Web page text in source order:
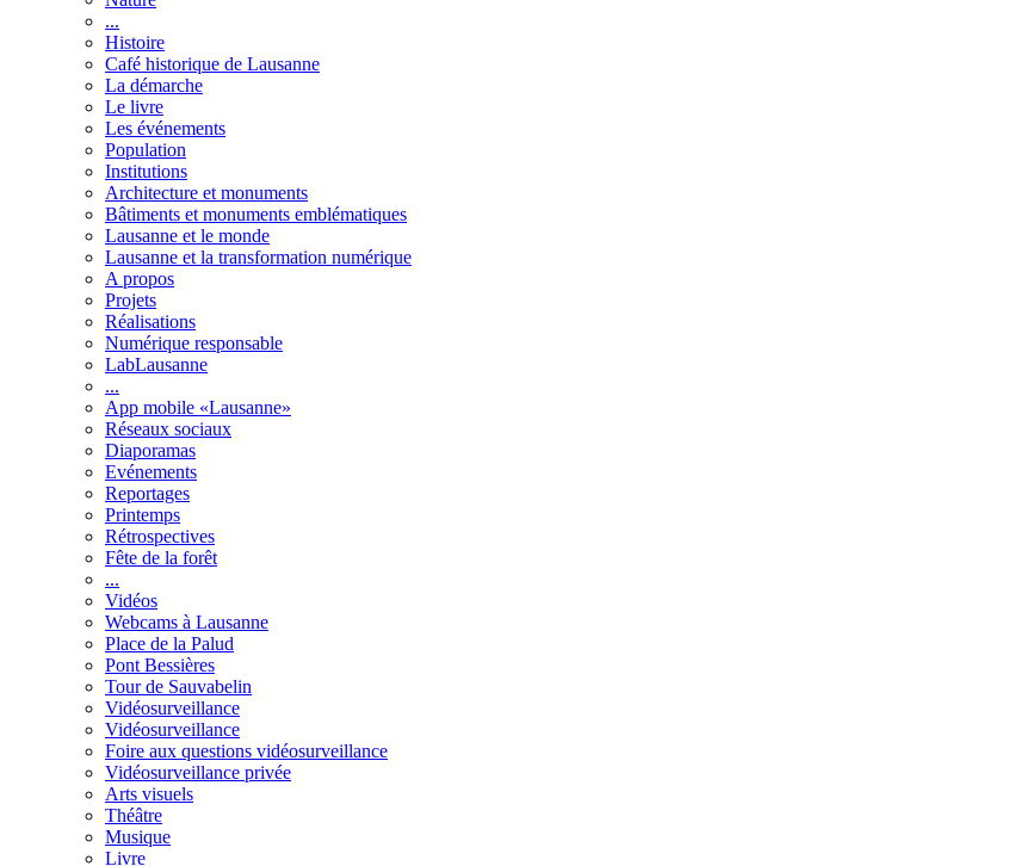
...
Histoire
Café historique de Lausanne
La démarche
Le livre
Les événements
Population
Institutions
Architecture et monuments
Bâtiments et monuments emblématiques
Lausanne et le monde
Lausanne et la transformation numérique
A propos
Projets
Réalisations
Numérique responsable
LabLausanne
...
App mobile «Lausanne»
Réseaux sociaux
Diaporamas
Evénements
Reportages
Printemps
Rétrospectives
Fête de la forêt
...
Vidéos
Webcams à Lausanne
Place de la Palud
Pont Bessières
Tour de Sauvabelin
Vidéosurveillance
Vidéosurveillance
Foire aux questions vidéosurveillance
Vidéosurveillance privée
Arts visuels
Théâtre
Musique
Livre